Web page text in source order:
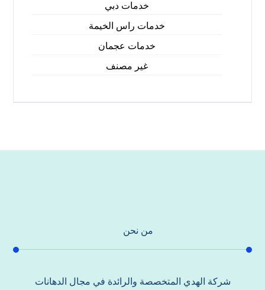
خدمات دبي
خدمات راس الخيمة
خدمات عجمان
غير مصنف
من نحن
شركة الهدي المتخصصة والرائدة في مجال الدهانات